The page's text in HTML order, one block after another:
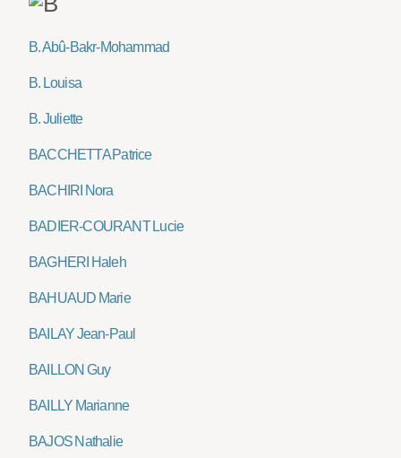
B. Abû-Bakr-Mohammad
B. Louisa
B. Juliette
BACCHETTA Patrice
BACHIRI Nora
BADIER-COURANT Lucie
BAGHERI Haleh
BAHUAUD Marie
BAILAY Jean-Paul
BAILLON Guy
BAILLY Marianne
BAJOS Nathalie